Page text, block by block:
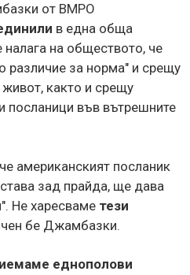
от ВМРО
в една обща
на обществото, че
различие за норма" и срещу
живот, както и срещу
посланици във вътрешните
американският посланик
зад прайда, ще дава
Не харесваме тези
бе Джамбазки.
еднополови